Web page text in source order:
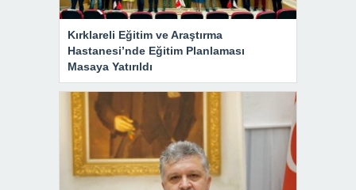
Kırklareli Eğitim ve Araştırma
Hastanesi’nde Eğitim Planlaması
Masaya Yatırıldı